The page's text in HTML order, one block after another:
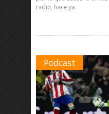
radio, hace ya
Podcast